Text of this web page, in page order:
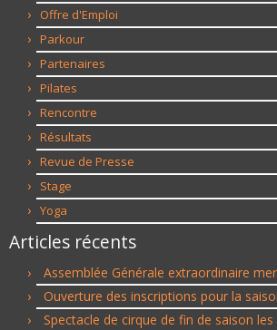
Offre d'Emploi
Parkour
Partenaires
Pilates
Rencontre
Résultats
Revue de Presse
Stage
Yoga
Articles récents
Assemblée Générale extraordinaire
Ouverture des inscriptions pour la
Spectacle de cirque de fin de saison